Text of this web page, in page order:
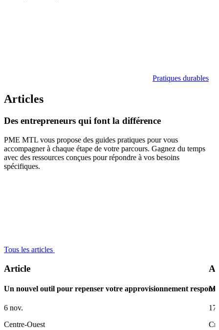
Pratiques durables
Articles
Des entrepreneurs qui font la différence
PME MTL vous propose des guides pratiques pour vous
accompagner à chaque étape de votre parcours. Gagnez du temps
avec des ressources conçues pour répondre à vos besoins
spécifiques.
Tous les articles
Article
Un nouvel outil pour repenser votre approvisionnement
6 nov.
Centre-Ouest
17